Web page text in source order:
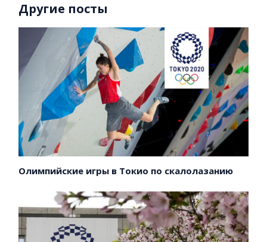
Другие посты
Олимпийские игры в Токио по скалолазанию